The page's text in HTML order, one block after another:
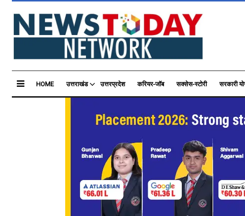
HOME उत्तराखंड उत्तरप्रदेश करियर-जॉब सक्सेस-स्टोरी सरकारी